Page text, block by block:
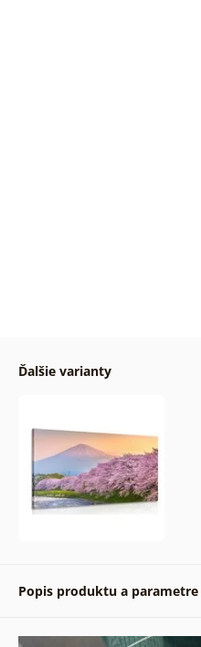
Ďalšie varianty
Popis produktu a parametre